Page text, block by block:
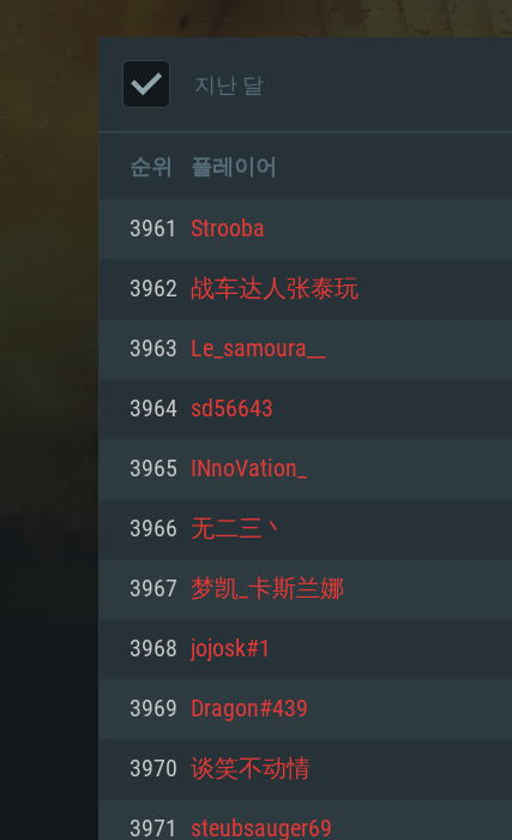
PC
최소사양
최소사양
최소사양
지난 달
순위 플레이어
3961 Strooba
3962 战车达人张泰玩
3963 Le_samoura__
3964 sd56643
3965 INnoVation_
3966 无二三丶
3967 梦凯_卡斯兰娜
3968 jojosk#1
3969 Dragon#439
3970 谈笑不动情
3971 steubsauger69